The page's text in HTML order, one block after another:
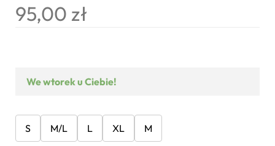
95,00 zł
We wtorek u Ciebie!
S M/L L XL M